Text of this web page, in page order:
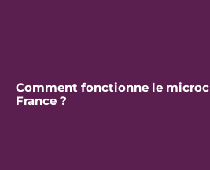
Comment fonctionne le
France ?